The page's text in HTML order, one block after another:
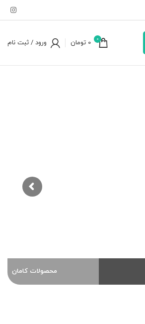
0
0 تومان ورود / ثبت نام
محصولات کامان